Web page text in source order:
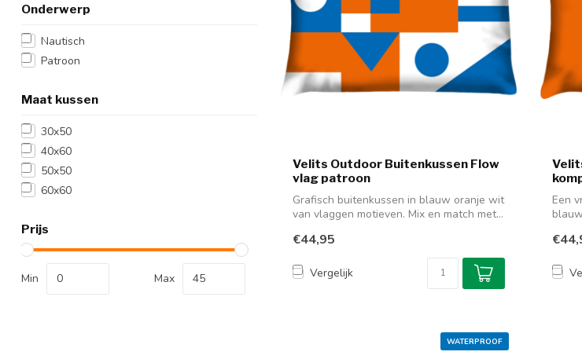
Onderwerp
Nautisch
Patroon
Maat kussen
30x50
40x60
50x50
60x60
Prijs
Min Max
Velits Outdoor Buitenkussen Flow
vlag patroon
Grafisch buitenkussen in blauw oranje wit
van vlaggen motieven. Mix en match met...
€44,95
Vergelijk
Een
WATERPROOF